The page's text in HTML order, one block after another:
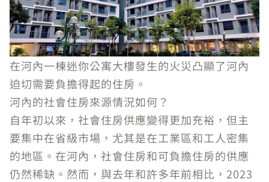
在河內一棟迷你公寓大樓發生的火災凸顯了河內
迫切需要負擔得起的住房。
河內的社會住房來源情況如何？
自年初以來，社會住房供應變得更加充裕，但主
要集中在省級市場，尤其是在工業區和工人密集
的地區。在河內，社會住房和可負擔住房的供應
仍然稀缺。然而，與去年和許多年前相比，2023